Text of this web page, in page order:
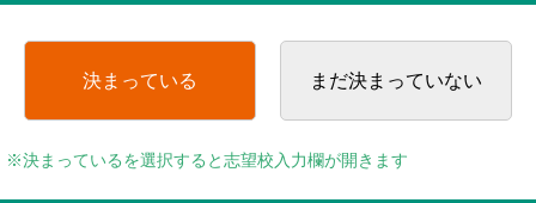
決まっている まだ決まっていない
※決まっているを選択すると志望校入力欄が開きます